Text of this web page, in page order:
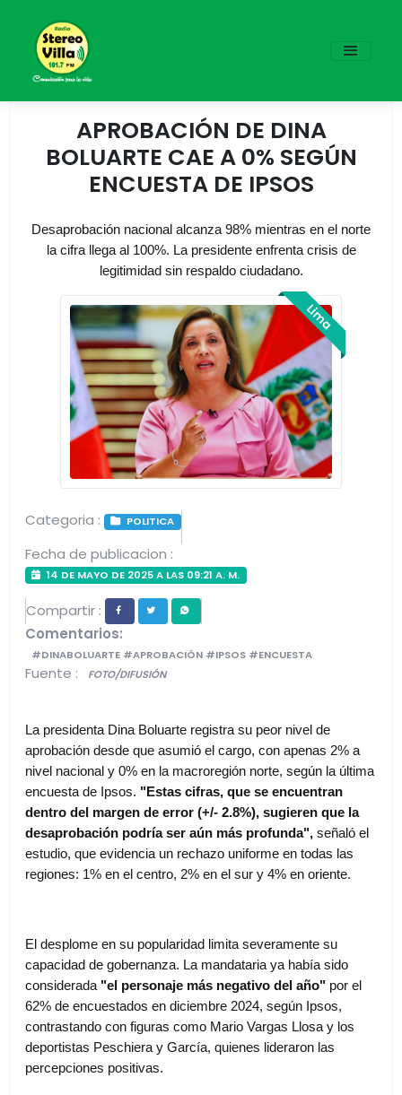
APROBACIÓN DE DINA
BOLUARTE CAE A 0% SEGÚN
ENCUESTA DE IPSOS
Desaprobación nacional alcanza 98% mientras en el norte
la cifra llega al 100%. La presidente enfrenta crisis de
legitimidad sin respaldo ciudadano.
Lima
Categoria : POLITICA
Fecha de publicacion :
14 DE MAYO DE 2025 A LAS 09:21 A. M.
Compartir :
Comentarios:
#DINABOLUARTE #APROBACIÓN #IPSOS #ENCUESTA
Fuente : FOTO/DIFUSIÓN
La presidenta Dina Boluarte registra su peor nivel de
aprobación desde que asumió el cargo, con apenas 2% a
nivel nacional y 0% en la macroregión norte, según la última
encuesta de Ipsos. "Estas cifras, que se encuentran
dentro del margen de error (+/- 2.8%), sugieren que la
desaprobación podría ser aún más profunda", señaló el
estudio, que evidencia un rechazo uniforme en todas las
regiones: 1% en el centro, 2% en el sur y 4% en oriente.
El desplome en su popularidad limita severamente su
capacidad de gobernanza. La mandataria ya había sido
considerada "el personaje más negativo del año" por el
62% de encuestados en diciembre 2024, según Ipsos,
contrastando con figuras como Mario Vargas Llosa y los
deportistas Peschiera y García, quienes lideraron las
percepciones positivas.